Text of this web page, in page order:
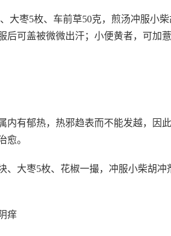
大枣5枚、车前草50克，煎汤冲服小
后可盖被微微出汗；小便黄者，可加
内有郁热，热邪趋表而不能发越，因
愈。
、大枣5枚、花椒一撮，冲服小柴胡
痒